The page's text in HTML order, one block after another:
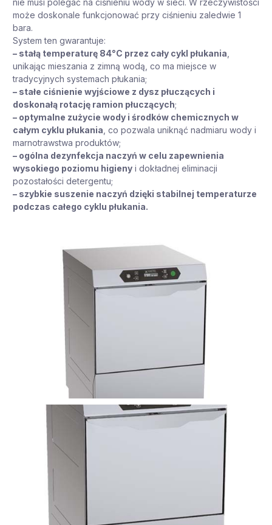
nie musi polegać na ciśnieniu wody w sieci. W rzeczywistości
może doskonale funkcjonować przy ciśnieniu zaledwie 1
bara.
System ten gwarantuje:
– stałą temperaturę 84°C przez cały cykl płukania
unikając mieszania z zimną wodą, co ma miejsce w
tradycyjnych systemach płukania;
– stałe ciśnienie wyjściowe z dysz płuczących i
doskonałą rotację ramion płuczących;
– optymalne zużycie wody i środków chemicznych w
całym cyklu płukania , co pozwala uniknąć nadmiaru wody i
marnotrawstwa produktów;
– ogólna dezynfekcja naczyń w celu zapewnienia
wysokiego poziomu higieny i dokładnej eliminacji
pozostałości detergentu;
– szybkie suszenie naczyń dzięki stabilnej temperaturze
podczas całego cyklu płukania.